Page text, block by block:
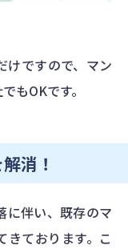
けですので、マン
もOKです。
消！
に伴い、既存のマ
きております。こ